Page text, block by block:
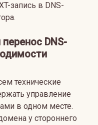
запись в DNS-
DNS-
технические
управление
в одном месте.
у стороннего